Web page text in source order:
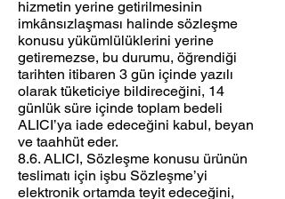
hizmetin yerine getirilmesinin
imkânsızlaşması halinde sözleşme
konusu yükümlülüklerini yerine
getiremezse, bu durumu, öğrendiği
tarihten itibaren 3 gün içinde yazılı
olarak tüketiciye bildireceğini, 14
günlük süre içinde toplam bedeli
ALICI’ya iade edeceğini kabul, beyan
ve taahhüt eder.
8.6. ALICI, Sözleşme konusu ürünün
teslimatı için işbu Sözleşme’yi
elektronik ortamda teyit edeceğini,